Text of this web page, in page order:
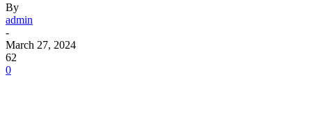
By
admin
-
March 27, 2024
62
0